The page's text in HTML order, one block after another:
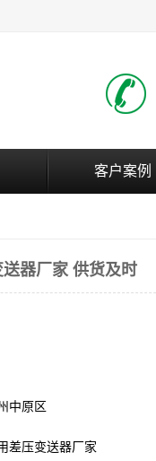
客户案例
器厂家 供货及时
中原区
差压变送器厂家